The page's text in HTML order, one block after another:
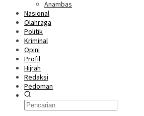
Anambas
Nasional
Olahraga
Politik
Kriminal
Opini
Profil
Hijrah
Redaksi
Pedoman